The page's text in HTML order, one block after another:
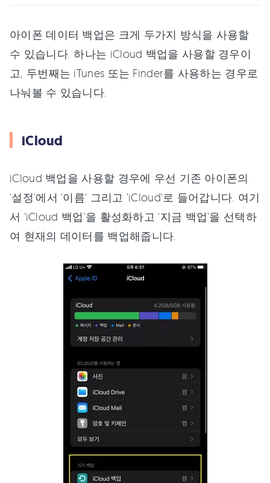
아이폰 데이터 백업은 크게 두가지 방식을 사용할
수 있습니다. 하나는 iCloud 백업을 사용할 경우이
고, 두번째는 iTunes 또는 Finder를 사용하는 경우로
나눠볼 수 있습니다.
iCloud
iCloud 백업을 사용할 경우에 우선 기존 아이폰의
'설정'에서 '이름' 그리고 'iCloud'로 들어갑니다. 여기
서 'iCloud 백업'을 활성화하고 '지금 백업'을 선택하
여 현재의 데이터를 백업해줍니다.